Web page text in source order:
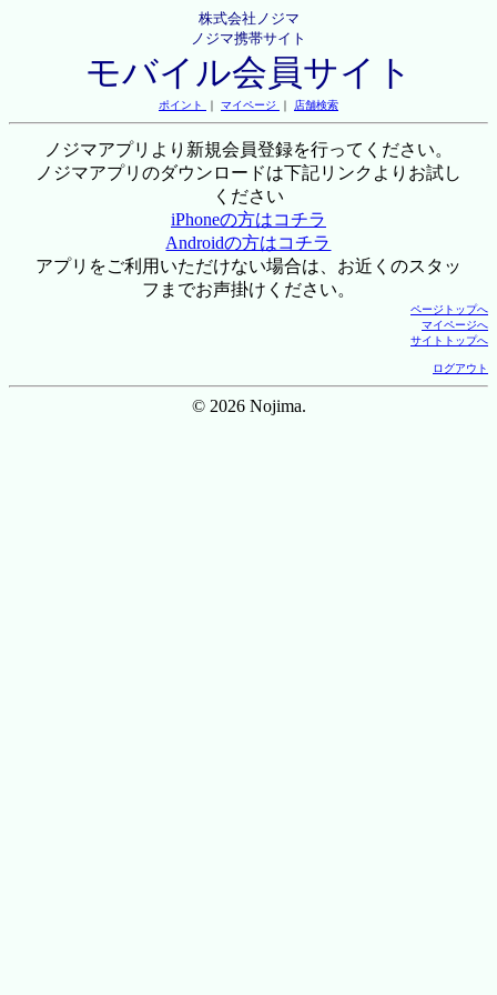
株式会社ノジマ
ノジマ携帯サイト
モバイル会員サイト
ポイント ｜ マイページ ｜ 店舗検索
ノジマアプリより新規会員登録を行ってください。
ノジマアプリのダウンロードは下記リンクよりお試し
ください
iPhoneの方はコチラ
Androidの方はコチラ
アプリをご利用いただけない場合は、お近くのスタッ
フまでお声掛けください。
ページトップへ
マイページへ
サイトトップへ
ログアウト
© 2026 Nojima.